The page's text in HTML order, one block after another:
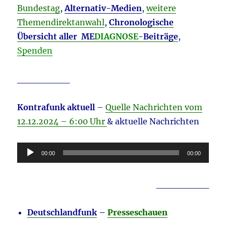
Bundestag,Alternativ-Medien,weitere
Themendirektanwahl,Chronologische
Übersicht aller MEDIAGNOSE-Beiträge,
Spenden
Kontrafunk aktuell –Quelle Nachrichten vom
12.12.2024 – 6:00 Uhr & aktuelle Nachrichten
Audio-
Player
00:00 00:00
Deutschlandfunk–Presseschauen